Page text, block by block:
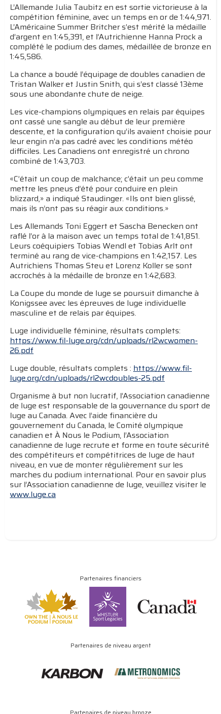
L’Allemande Julia Taubitz en est sortie victorieuse à la
compétition féminine, avec un temps en or de 1:44,971.
L’Américaine Summer Britcher s’est mérité la médaille
d’argent en 1:45,391, et l’Autrichienne Hanna Prock a
complété le podium des dames, médaillée de bronze en
1:45,586.
La chance a boudé l’équipage de doubles canadien de
Tristan Walker et Justin Snith, qui s’est classé 13ème
sous une abondante chute de neige.
Les vice-champions olympiques en relais par équipes
ont cassé une sangle au début de leur première
descente, et la configuration qu’ils avaient choisie pour
leur engin n’a pas cadré avec les conditions météo
difficiles. Les Canadiens ont enregistré un chrono
combiné de 1:43,703.
«C’était un coup de malchance; c’était un peu comme
mettre les pneus d’été pour conduire en plein
blizzard,» a indiqué Staudinger. «Ils ont bien glissé,
mais ils n’ont pas su réagir aux conditions.»
Les Allemands Toni Eggert et Sascha Benecken ont
raflé l’or à la maison avec un temps total de 1:41,851.
Leurs coéquipiers Tobias Wendl et Tobias Arlt ont
terminé au rang de vice-champions en 1:42,157. Les
Autrichiens Thomas Steu et Lorenz Koller se sont
accrochés à la médaille de bronze en 1:42,683.
La Coupe du monde de luge se poursuit dimanche à
Konigssee avec les épreuves de luge individuelle
masculine et de relais par équipes.
Luge individuelle féminine, résultats complets:
https://www.fil-luge.org/cdn/uploads/rl2wcwomen-
26.pdf
Luge double, résultats complets : https://www.fil-
luge.org/cdn/uploads/rl2wcdoubles-25.pdf
Organisme à but non lucratif, l’Association canadienne
de luge est responsable de la gouvernance du sport de
luge au Canada. Avec l’aide financière du
gouvernement du Canada, le Comité olympique
canadien et À Nous le Podium, l’Association
canadienne de luge recrute et forme en toute sécurité
des compétiteurs et compétitrices de luge de haut
niveau, en vue de monter régulièrement sur les
marches du podium international. Pour en savoir plus
sur l’Association canadienne de luge, veuillez visiter le
www.luge.ca
Partenaires financiers
Partenaires de niveau argent